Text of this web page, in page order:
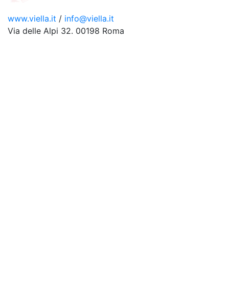
www.viella.it / info@viella.it
Via delle Alpi 32. 00198 Roma